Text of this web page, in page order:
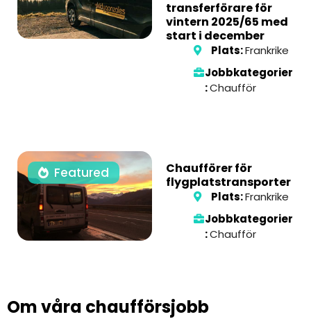
transferförare för
vintern 2025/65 med
start i december
Plats:Frankrike
Jobbkategorier
:Chaufför
Featured
Chaufförer för
flygplatstransporter
Plats:Frankrike
Jobbkategorier
:Chaufför
Om våra chaufförsjobb